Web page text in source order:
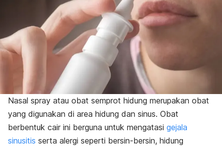
Nasal spray atau obat semprot hidung merupakan obat
yang digunakan di area hidung dan sinus. Obat
berbentuk cair ini berguna untuk mengatasi gejala
sinusitis serta alergi seperti bersin-bersin, hidung